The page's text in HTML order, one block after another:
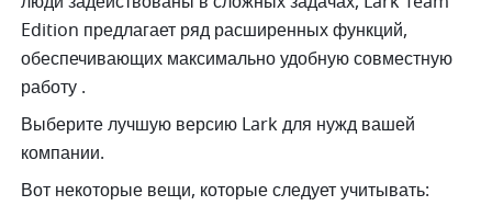
Edition предлагает ряд расширенных функций,
обеспечивающих максимально удобную совместную
работу .
Выберите лучшую версию Lark для нужд вашей
компании.
Вот некоторые вещи, которые следует учитывать: